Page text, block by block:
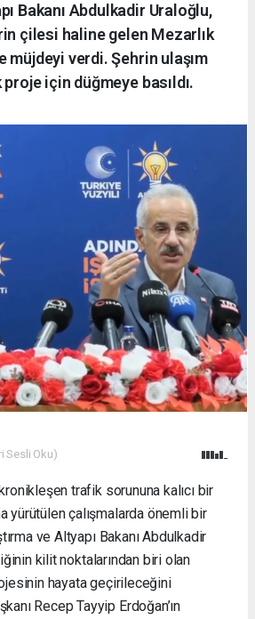
Bakanı Abdulkadir Uraloğlu,
çilesi haline gelen Mezarlık
müjdeyi verdi. Şehrin ulaşım
için düğmeye basıldı.
Sesli Oku)
trafik sorununa kalıcı bir
yürütülen çalışmalarda önemli bir
ve Altyapı Bakanı Abdulkadir
kilit noktalarından biri olan
hayata geçirileceğini
Recep Tayyip Erdoğan’ın